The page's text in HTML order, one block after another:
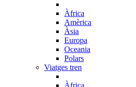
Àfrica
Amèrica
Àsia
Europa
Oceania
Polars
Viatges tren
Àfrica